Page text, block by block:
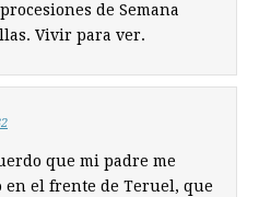
de Semana
Vivir para ver.
que mi padre me
en el frente de Teruel, que